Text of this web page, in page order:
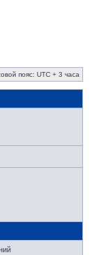
пояс: UTC + 3 часа